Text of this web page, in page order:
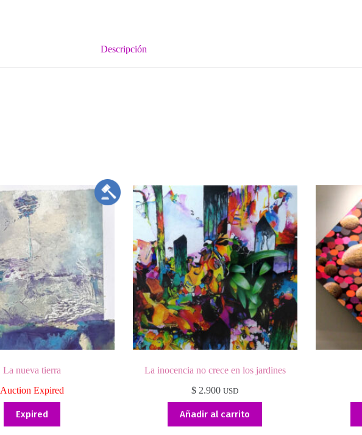
Descripción
La nueva tierra
Auction Expired
Expired
La inocencia no crece en los jardines
$ 2.900 USD
Añadir al carrito